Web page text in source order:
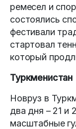
ремесел и
состоялись
фестивали
стартовал
который
Туркменистан
Новруз в
два дня – 21 и
масштабные